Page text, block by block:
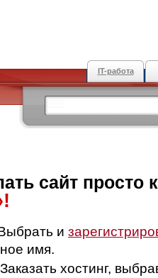
IT-работа
сайт просто
и
имя.
Заказать хостинг,